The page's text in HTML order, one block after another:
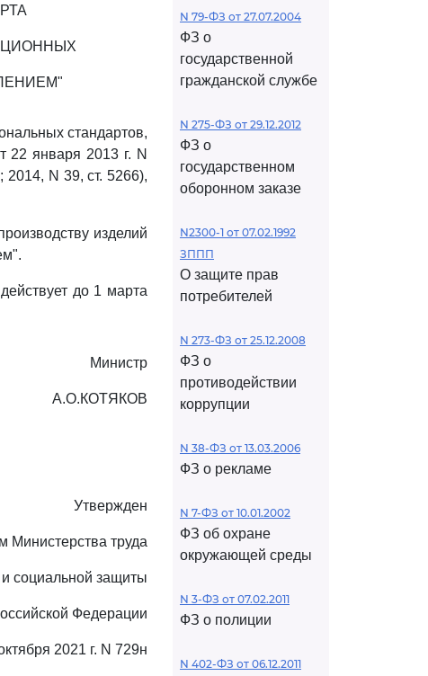
стандартов,
22 января 2013 г. N
2014, N 39, ст. 5266),
изделий
до 1 марта
Министр
А.О.КОТЯКОВ
Утвержден
Министерства труда
и социальной защиты
Федерации
2021 г. N 729н
N 79-ФЗ от 27.07.2004
ФЗ о
государственной
гражданской службе
N 275-ФЗ от 29.12.2012
ФЗ о
государственном
оборонном заказе
N2300-1 от 07.02.1992
ЗППП
О защите прав
потребителей
N 273-ФЗ от 25.12.2008
ФЗ о
противодействии
коррупции
N 38-ФЗ от 13.03.2006
ФЗ о рекламе
N 7-ФЗ от 10.01.2002
ФЗ об охране
окружающей среды
N 3-ФЗ от 07.02.2011
ФЗ о полиции
N 402-ФЗ от 06.12.2011